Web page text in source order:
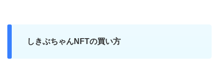
しきぶちゃんNFTの買い方